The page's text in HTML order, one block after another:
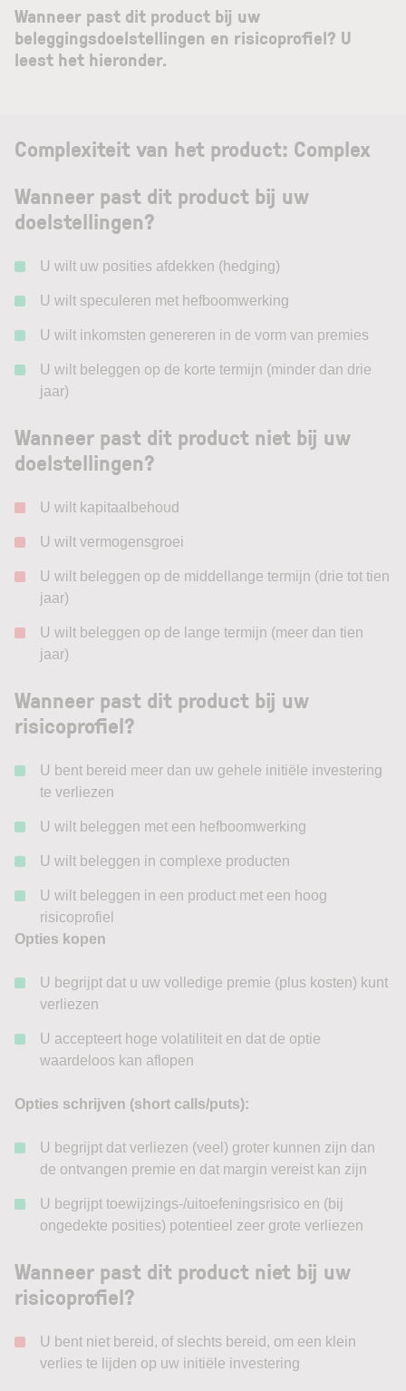
Wanneer past dit product bij uw
beleggingsdoelstellingen en risicoprofiel? U
leest het hieronder.
Complexiteit van het product: Complex
Wanneer past dit product bij uw
doelstellingen?
U wilt uw posities afdekken (hedging)
U wilt speculeren met hefboomwerking
U wilt inkomsten genereren in de vorm van premies
U wilt beleggen op de korte termijn (minder dan drie
jaar)
Wanneer past dit product niet bij uw
doelstellingen?
U wilt kapitaalbehoud
U wilt vermogensgroei
U wilt beleggen op de middellange termijn (drie tot tien
jaar)
U wilt beleggen op de lange termijn (meer dan tien
jaar)
Wanneer past dit product bij uw
risicoprofiel?
U bent bereid meer dan uw gehele initiële investering
te verliezen
U wilt beleggen met een hefboomwerking
U wilt beleggen in complexe producten
U wilt beleggen in een product met een hoog
risicoprofiel
Opties kopen
U begrijpt dat u uw volledige premie (plus kosten) kunt
verliezen
U accepteert hoge volatiliteit en dat de optie
waardeloos kan aflopen
Opties schrijven (short calls/puts):
U begrijpt dat verliezen (veel) groter kunnen zijn dan
de ontvangen premie en dat margin vereist kan zijn
U begrijpt toewijzings-/uitoefeningsrisico en (bij
ongedekte posities) potentieel zeer grote verliezen
Wanneer past dit product niet bij uw
risicoprofiel?
U bent niet bereid, of slechts bereid, om een klein
verlies te lijden op uw initiële investering